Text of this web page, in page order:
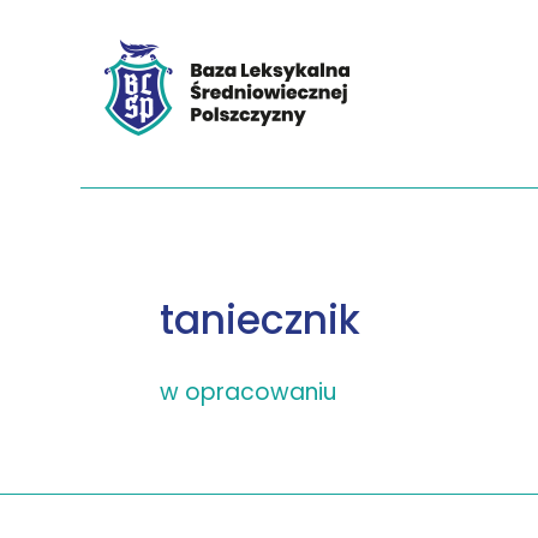
taniecznik
w opracowaniu